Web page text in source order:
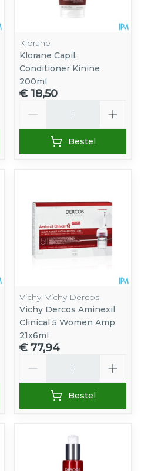
Klorane
Klorane Capil.
Conditioner Kinine
200ml
€ 18,50
Bestel
Vichy, Vichy Dercos
Vichy Dercos Aminexil
Clinical 5 Women Amp
21x6ml
€ 77,94
Bestel